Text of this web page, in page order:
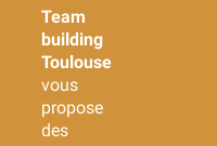
Team
building
Toulouse
vous
propose
des